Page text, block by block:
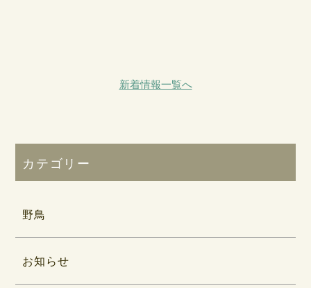
新着情報一覧へ
カテゴリー
野鳥
お知らせ